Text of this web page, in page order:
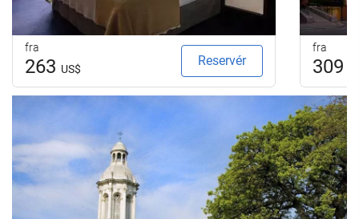
fra
263 US$
Reservér
fra
309